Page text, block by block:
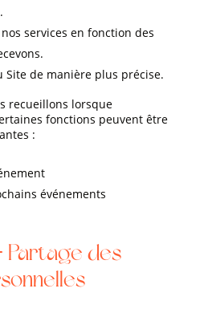
services en fonction des
Site de manière plus précise.
recueillons lorsque
fonctions peuvent être
:
événements
Partage des